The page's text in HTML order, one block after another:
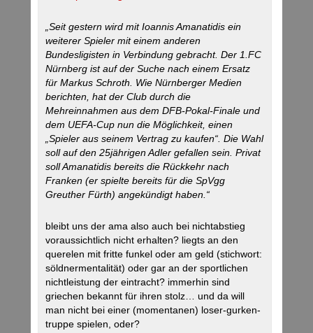
„Seit gestern wird mit Ioannis Amanatidis ein
weiterer Spieler mit einem anderen
Bundesligisten in Verbindung gebracht. Der 1.FC
Nürnberg ist auf der Suche nach einem Ersatz
für Markus Schroth. Wie Nürnberger Medien
berichten, hat der Club durch die
Mehreinnahmen aus dem DFB-Pokal-Finale und
dem UEFA-Cup nun die Möglichkeit, einen
„Spieler aus seinem Vertrag zu kaufen“. Die Wahl
soll auf den 25jährigen Adler gefallen sein. Privat
soll Amanatidis bereits die Rückkehr nach
Franken (er spielte bereits für die SpVgg
Greuther Fürth) angekündigt haben.“
bleibt uns der ama also auch bei nichtabstieg
voraussichtlich nicht erhalten? liegts an den
querelen mit fritte funkel oder am geld (stichwort:
söldnermentalität) oder gar an der sportlichen
nichtleistung der eintracht? immerhin sind
griechen bekannt für ihren stolz… und da will
man nicht bei einer (momentanen) loser-gurken-
truppe spielen, oder?